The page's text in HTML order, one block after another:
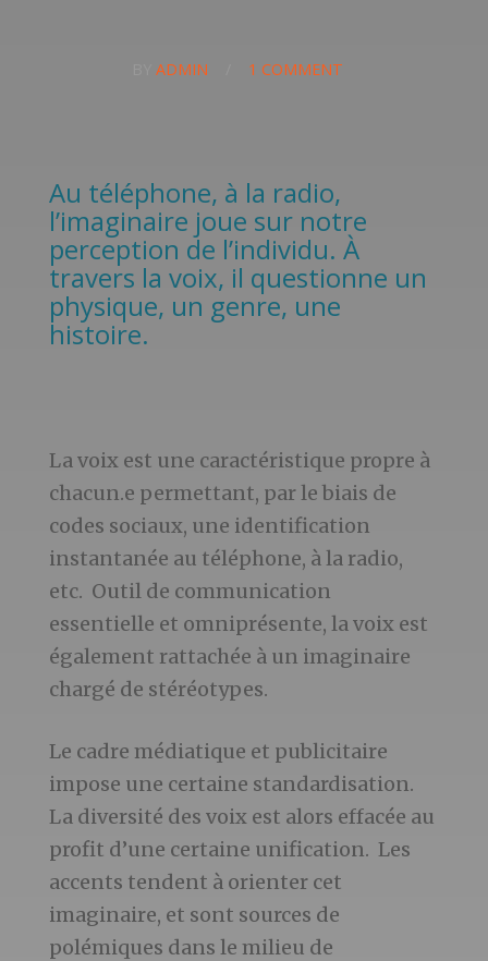
ADMIN 1 COMMENT
Au téléphone, à la radio,
l’imaginaire joue sur notre
perception de l’individu. À
travers la voix, il questionne un
physique, un genre, une
histoire.
La voix est une caractéristique propre à
chacun.e permettant, par le biais de
codes sociaux, une identification
instantanée au téléphone, à la radio,
etc. Outil de communication
essentielle et omniprésente, la voix est
également rattachée à un imaginaire
chargé de stéréotypes.
Le cadre médiatique et publicitaire
impose une certaine standardisation.
La diversité des voix est alors effacée au
profit d’une certaine unification. Les
accents tendent à orienter cet
imaginaire, et sont sources de
polémiques dans le milieu de